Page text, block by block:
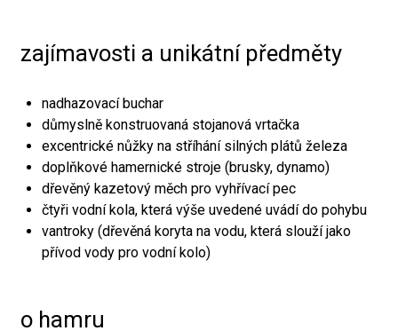
zajímavosti a unikátní předměty
nadhazovací buchar
důmyslně konstruovaná stojanová vrtačka
excentrické nůžky na stříhání silných plátů železa
doplňkové hamernické stroje (brusky, dynamo)
dřevěný kazetový měch pro vyhřívací pec
čtyři vodní kola, která výše uvedené uvádí do pohybu
vantroky (dřevěná koryta na vodu, která slouží jako
přívod vody pro vodní kolo)
o hamru